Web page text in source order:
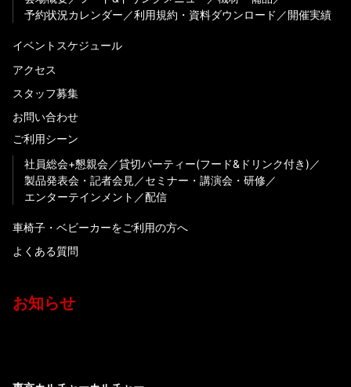
予約状況カレンダー
利用規約・資料ダウンロード 開催実績
イベントスケジュール
アクセス
スタッフ募集
お問い合わせ
ご利用シーン
社員総会+懇親会
貸切パーティー(フード&ドリンク付き)
製品発表会・記者会見
セミナー・講演会・研修
エンターテインメント
配信
車椅子・ベビーカーをご利用の方へ
よくある質問
お知らせ